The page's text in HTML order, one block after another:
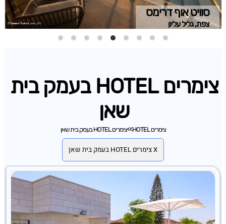
סוויט אוף דרימס
צפת, גליל עליון
צימרים HOTEL בעמק בית
שאן
צימרים HOTEL >>צימרים HOTEL בעמק בית שאן
X צימרים HOTEL בעמק בית שאן